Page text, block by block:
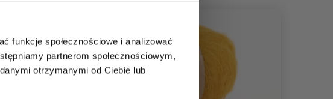
funkcje społecznościowe i analizować
partnerom społecznościowym,
otrzymanymi od Ciebie lub
i